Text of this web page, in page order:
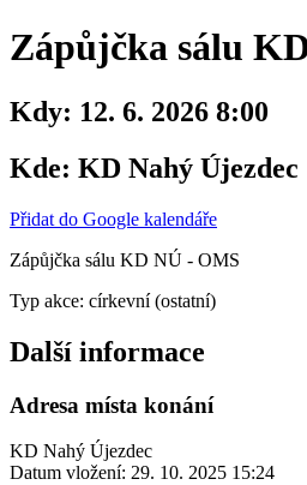
Zápůjčka sálu
Kdy: 12. 6. 2026 8:00
Kde: KD Nahý Újezdec
Přidat do Google kalendáře
Zápůjčka sálu KD NÚ - OMS
Typ akce: církevní (ostatní)
Další informace
Adresa místa konání
KD Nahý Újezdec
Datum vložení: 29. 10. 2025 15:24